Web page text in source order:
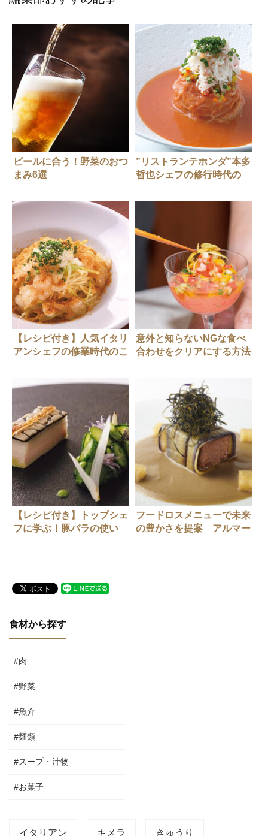
ビールに合う！野菜のおつ
まみ6選
”リストランテホンダ”本多
哲也シェフの修行時代の
ガスパチョ仕立て,毛ガニ
【レシピ付き】人気イタリ
アンシェフの修業時代のこ
意外と知らないNGな食べ
合わせをクリアにする方法
【レシピ付き】トップシェ
フに学ぶ！豚バラの使い
フードロスメニューで未来
の豊かさを提案 アルマー
食材から探す
#肉
#野菜
#魚介
#麺類
#スープ・汁物
#お菓子
イタリアン キメラ きゅうり